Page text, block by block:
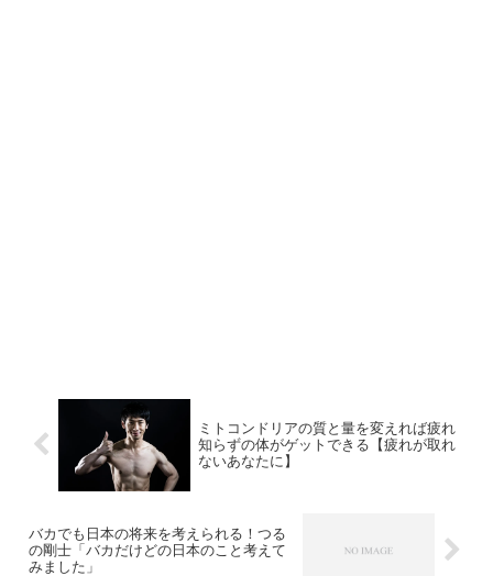
ミトコンドリアの質と量を変えれば疲れ
知らずの体がゲットできる【疲れが取れ
ないあなたに】
バカでも日本の将来を考えられる！つる
の剛士「バカだけどの日本のこと考えて
みました」